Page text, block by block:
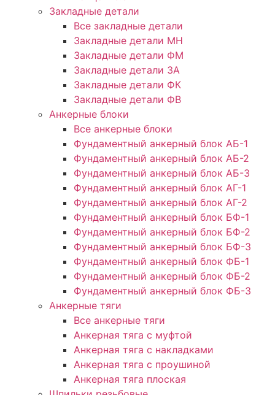
Закладные детали
Все закладные детали
Закладные детали МН
Закладные детали ФМ
Закладные детали ЗА
Закладные детали ФК
Закладные детали ФВ
Анкерные блоки
Все анкерные блоки
Фундаментный анкерный блок АБ-1
Фундаментный анкерный блок АБ-2
Фундаментный анкерный блок АБ-3
Фундаментный анкерный блок АГ-1
Фундаментный анкерный блок АГ-2
Фундаментный анкерный блок БФ-1
Фундаментный анкерный блок БФ-2
Фундаментный анкерный блок БФ-3
Фундаментный анкерный блок ФБ-1
Фундаментный анкерный блок ФБ-2
Фундаментный анкерный блок ФБ-3
Анкерные тяги
Все анкерные тяги
Анкерная тяга с муфтой
Анкерная тяга с накладками
Анкерная тяга с проушиной
Анкерная тяга плоская